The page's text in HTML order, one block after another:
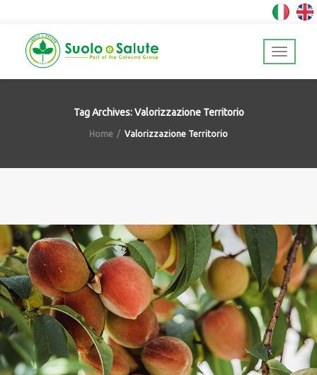
Tag Archives: Valorizzazione Territorio
Home Valorizzazione Territorio